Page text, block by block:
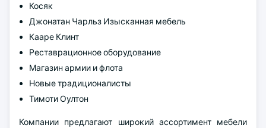
Косяк
Джонатан Чарльз Изысканная мебель
Кааре Клинт
Реставрационное оборудование
Магазин армии и флота
Новые традиционалисты
Тимоти Оултон
Компании предлагают широкий ассортимент мебели